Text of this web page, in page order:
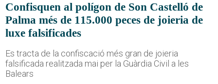
Confisquen al polígon de Son Castelló de
Palma més de 115.000 peces de joieria de
luxe falsificades
Es tracta de la confiscació més gran de joieria
falsificada realitzada mai per la Guàrdia Civil a les
Balears